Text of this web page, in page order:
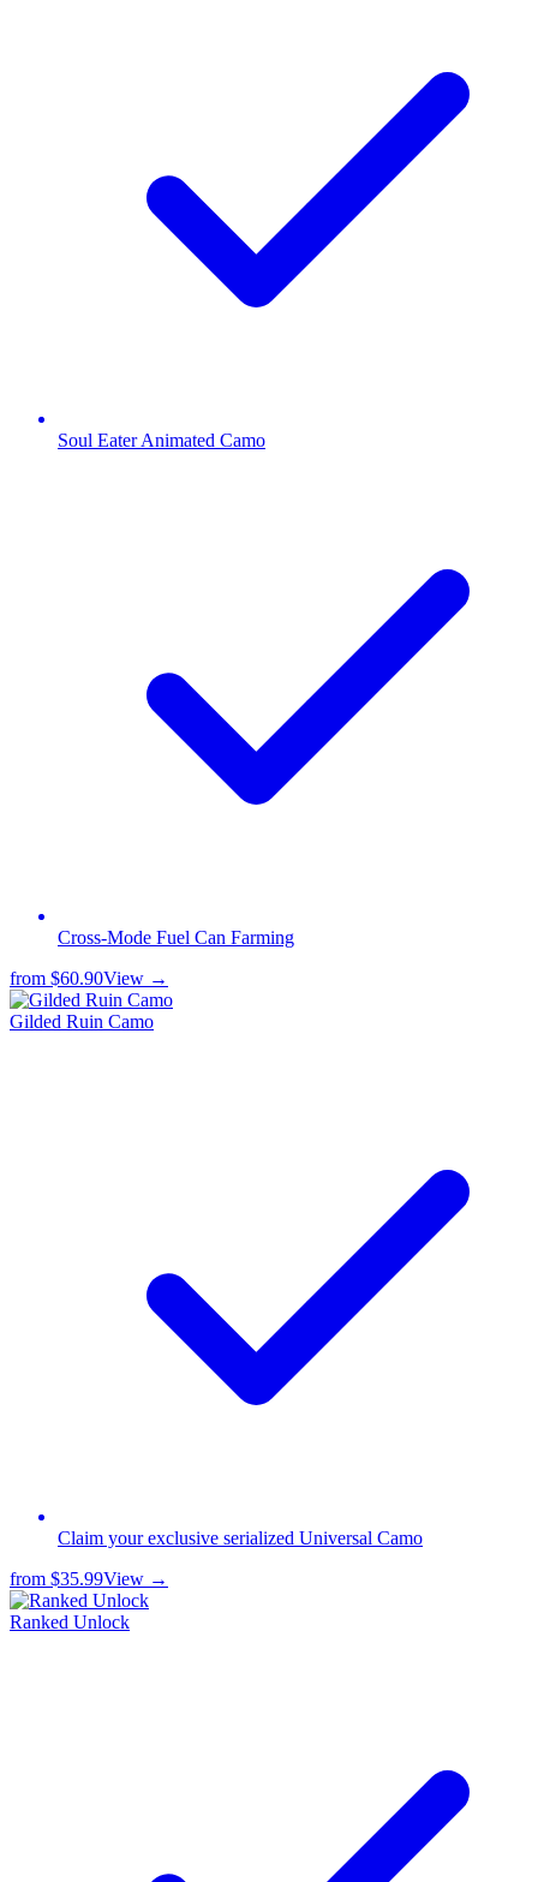
Soul Eater Animated Camo
Cross-Mode Fuel Can Farming
from $60.90View →
Gilded Ruin Camo
Claim your exclusive serialized Universal Camo
from $35.99View →
Ranked Unlock